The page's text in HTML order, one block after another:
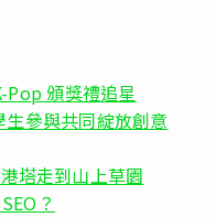
Pop 頒獎禮追星
參與共同綻放創意
塔走到山上草園
？